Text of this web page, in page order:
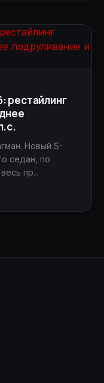
рестайлинг
Новый S-
седан, по
пр...